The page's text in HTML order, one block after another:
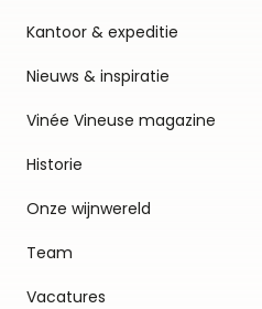
Kantoor & expeditie
Nieuws & inspiratie
Vinée Vineuse magazine
Historie
Onze wijnwereld
Team
Vacatures